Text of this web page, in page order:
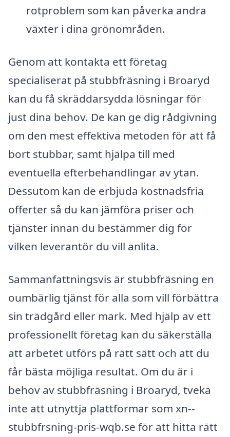
rotproblem som kan påverka andra
växter i dina grönområden.
Genom att kontakta ett företag
specialiserat på stubbfräsning i Broaryd
kan du få skräddarsydda lösningar för
just dina behov. De kan ge dig rådgivning
om den mest effektiva metoden för att få
bort stubbar, samt hjälpa till med
eventuella efterbehandlingar av ytan.
Dessutom kan de erbjuda kostnadsfria
offerter så du kan jämföra priser och
tjänster innan du bestämmer dig för
vilken leverantör du vill anlita.
Sammanfattningsvis är stubbfräsning en
oumbärlig tjänst för alla som vill förbättra
sin trädgård eller mark. Med hjälp av ett
professionellt företag kan du säkerställa
att arbetet utförs på rätt sätt och att du
får bästa möjliga resultat. Om du är i
behov av stubbfräsning i Broaryd, tveka
inte att utnyttja plattformar som xn--
stubbfrsning-pris-wqb.se för att hitta rätt